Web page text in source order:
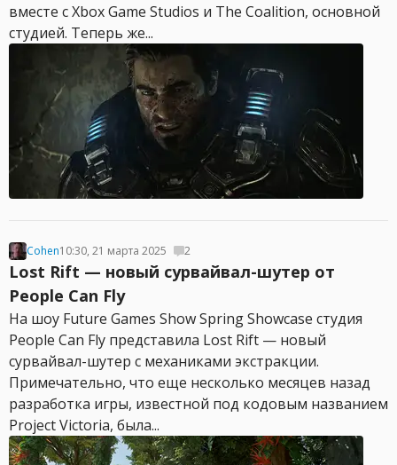
вместе с Xbox Game Studios и The Coalition, основной
студией. Теперь же...
Cohen10:30, 21 марта 2025 2
Lost Rift — новый сурвайвал-шутер от
People Can Fly
На шоу Future Games Show Spring Showcase студия
People Can Fly представила Lost Rift — новый
сурвайвал-шутер с механиками экстракции.
Примечательно, что еще несколько месяцев назад
разработка игры, известной под кодовым названием
Project Victoria, была...